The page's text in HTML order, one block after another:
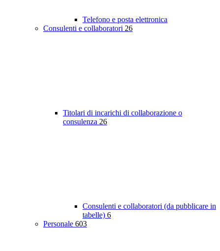
Telefono e posta elettronica
Consulenti e collaboratori 26
Titolari di incarichi di collaborazione o
consulenza 26
Consulenti e collaboratori (da pubblicare in
tabelle) 6
Personale 603